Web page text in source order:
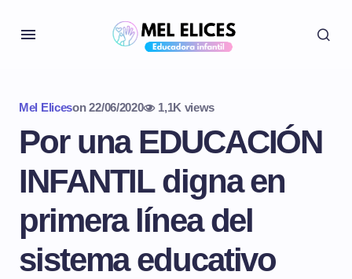
Mel Eliceson 22/06/2020 1,1K views
Por una EDUCACIÓN
INFANTIL digna en
primera línea del
sistema educativo